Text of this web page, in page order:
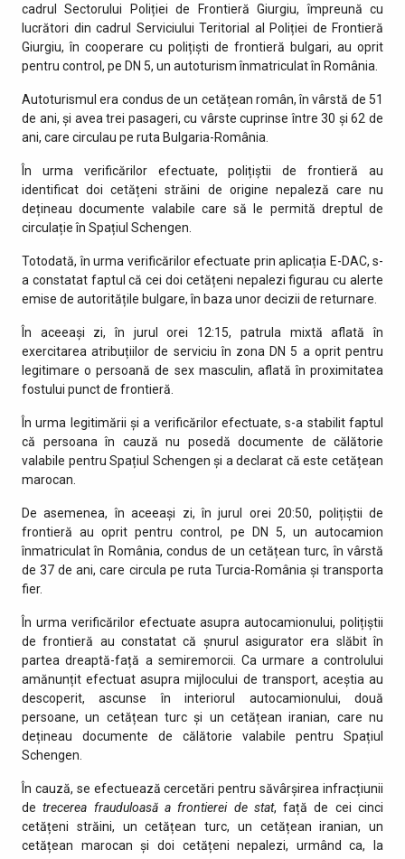
cadrul Sectorului Poliției de Frontieră Giurgiu, împreună cu
lucrători din cadrul Serviciului Teritorial al Poliției de Frontieră
Giurgiu, în cooperare cu polițiști de frontieră bulgari, au oprit
pentru control, pe DN 5, un autoturism înmatriculat în România.
Autoturismul era condus de un cetățean român, în vârstă de 51
de ani, și avea trei pasageri, cu vârste cuprinse între 30 și 62 de
ani, care circulau pe ruta Bulgaria-România.
În urma verificărilor efectuate, polițiștii de frontieră au
identificat doi cetățeni străini de origine nepaleză care nu
dețineau documente valabile care să le permită dreptul de
circulație în Spațiul Schengen.
Totodată, în urma verificărilor efectuate prin aplicația E-DAC, s-
a constatat faptul că cei doi cetățeni nepalezi figurau cu alerte
emise de autoritățile bulgare, în baza unor decizii de returnare.
În aceeași zi, în jurul orei 12:15, patrula mixtă aflată în
exercitarea atribuțiilor de serviciu în zona DN 5 a oprit pentru
legitimare o persoană de sex masculin, aflată în proximitatea
fostului punct de frontieră.
În urma legitimării și a verificărilor efectuate, s-a stabilit faptul
că persoana în cauză nu posedă documente de călătorie
valabile pentru Spațiul Schengen și a declarat că este cetățean
marocan.
De asemenea, în aceeași zi, în jurul orei 20:50, polițiștii de
frontieră au oprit pentru control, pe DN 5, un autocamion
înmatriculat în România, condus de un cetățean turc, în vârstă
de 37 de ani, care circula pe ruta Turcia-România și transporta
fier.
În urma verificărilor efectuate asupra autocamionului, polițiștii
de frontieră au constatat că șnurul asigurator era slăbit în
partea dreaptă-față a semiremorcii. Ca urmare a controlului
amănunțit efectuat asupra mijlocului de transport, aceștia au
descoperit, ascunse în interiorul autocamionului, două
persoane, un cetățean turc și un cetățean iranian, care nu
dețineau documente de călătorie valabile pentru Spațiul
Schengen.
În cauză, se efectuează cercetări pentru săvârșirea infracțiunii
detrecerea frauduloasă a frontierei de stat, față de cei cinci
cetățeni străini, un cetățean turc, un cetățean iranian, un
cetățean marocan și doi cetățeni nepalezi, urmând ca, la